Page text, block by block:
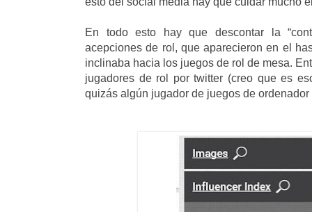
En todo esto hay que descontar la
acepciones de rol, que aparecieron en el
inclinaba hacia los juegos de rol de mesa.
jugadores de rol por twitter (creo que es
quizás algún jugador de juegos de